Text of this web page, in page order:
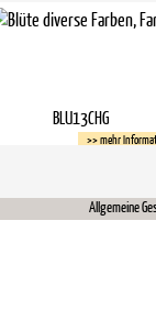
BLU13CHG
>> mehr
Allgemeine